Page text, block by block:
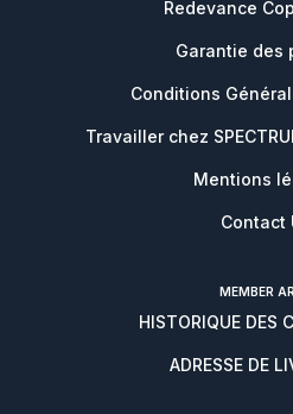
Redevance
Garantie des
Conditions
Travailler chez
Mentions
Contact
MEMBER
HISTORIQUE DES
ADRESSE DE